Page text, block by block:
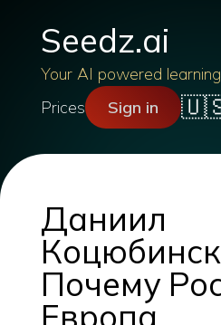
Seedz.ai
Your AI powered
Prices
Sign in
Даниил
Почему
Европа